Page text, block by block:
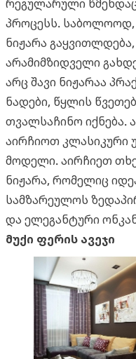
რეგულარული წმენდაც
პროცესს.
ნიჟარა
არამიმზიდველი
არც შავი ნიჟარაა
ნადები, წყლის
თვალსაჩინო იქნება.
აირჩიოთ კლასიკური
მოდელი. აირჩიეთ
ნიჟარა, რომელიც
სამზარეულოს
და ელეგანტური
მუქი ფერის ავეჯი